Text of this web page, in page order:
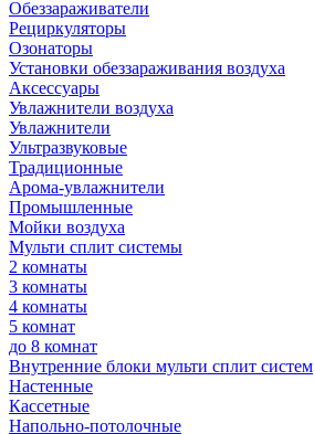
Обеззараживатели
Рециркуляторы
Озонаторы
Установки обеззараживания воздуха
Аксессуары
Увлажнители воздуха
Увлажнители
Ультразвуковые
Традиционные
Арома-увлажнители
Промышленные
Мойки воздуха
Мульти сплит системы
2 комнаты
3 комнаты
4 комнаты
5 комнат
до 8 комнат
Внутренние блоки мульти сплит систем
Настенные
Кассетные
Напольно-потолочные